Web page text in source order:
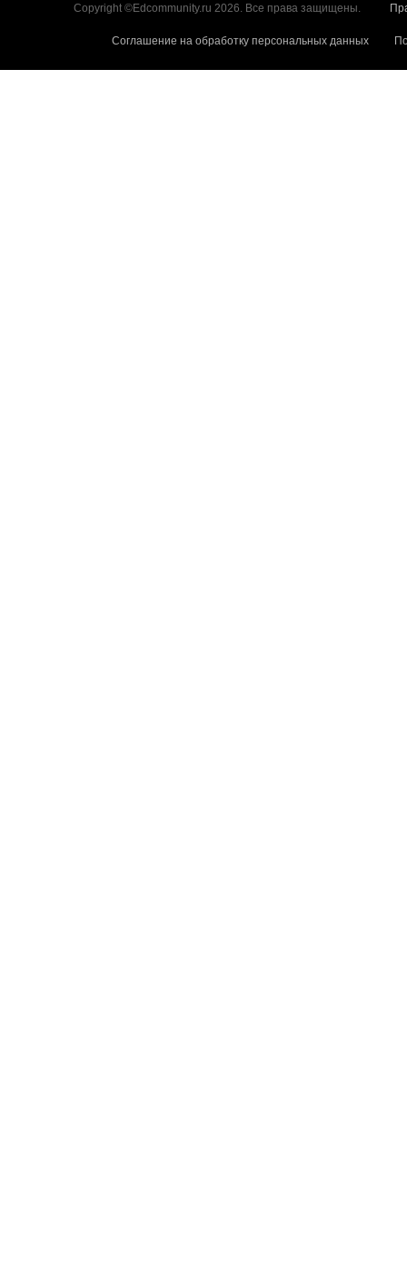
Copyright ©Edcommunity.ru 2026. Все права защищены.
Соглашение на обработку персональных данных